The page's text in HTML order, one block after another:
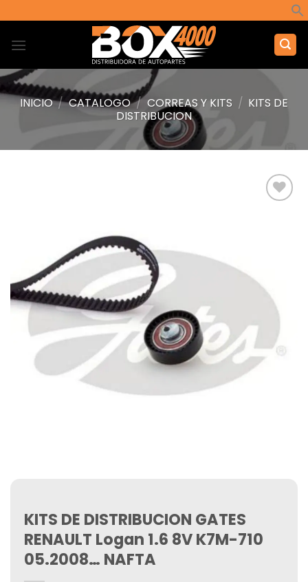
al
contenido
INICIO / CATALOGO / CORREAS Y KITS / KITS DE
DISTRIBUCION
KITS DE DISTRIBUCION GATES
RENAULT Logan 1.6 8V K7M-710
05.2008… NAFTA